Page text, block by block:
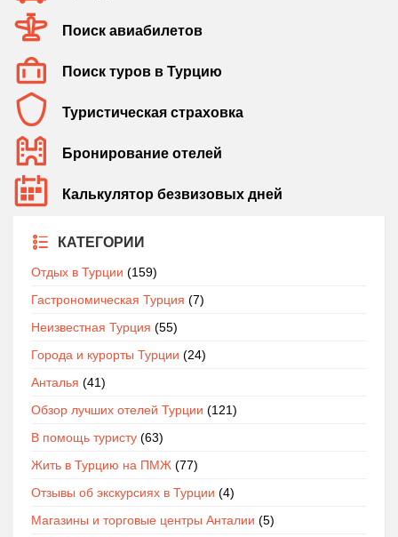
Поиск авиабилетов
Поиск туров в Турцию
Туристическая страховка
Бронирование отелей
Калькулятор безвизовых дней
КАТЕГОРИИ
Отдых в Турции (159)
Гастрономическая Турция (7)
Неизвестная Турция (55)
Города и курорты Турции (24)
Анталья (41)
Обзор лучших отелей Турции (121)
В помощь туристу (63)
Жить в Турцию на ПМЖ (77)
Отзывы об экскурсиях в Турции (4)
Магазины и торговые центры Анталии (5)